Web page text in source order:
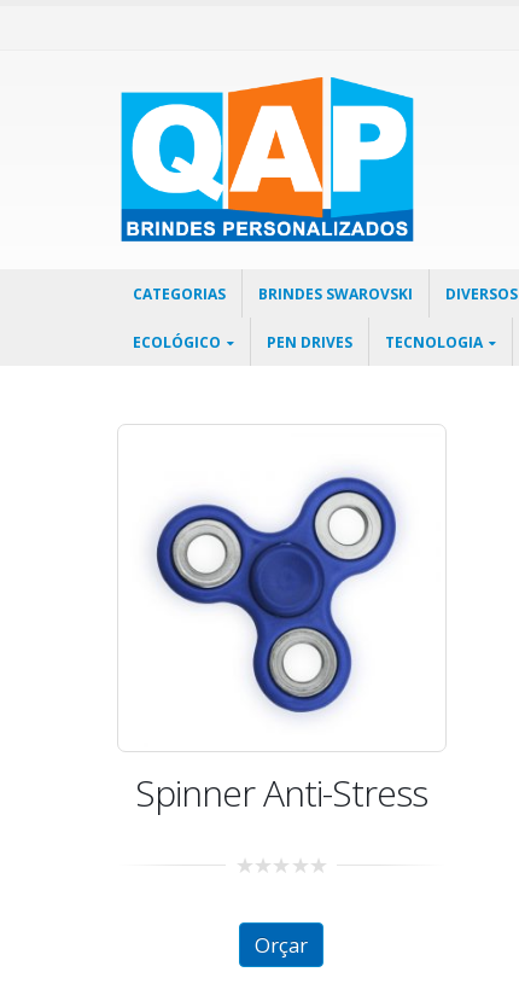
CATEGORIAS BRINDES SWAROVSKI DIVERSOS
ECOLÓGICO PEN DRIVES TECNOLOGIA
Spinner Anti-Stress
of
Orçar